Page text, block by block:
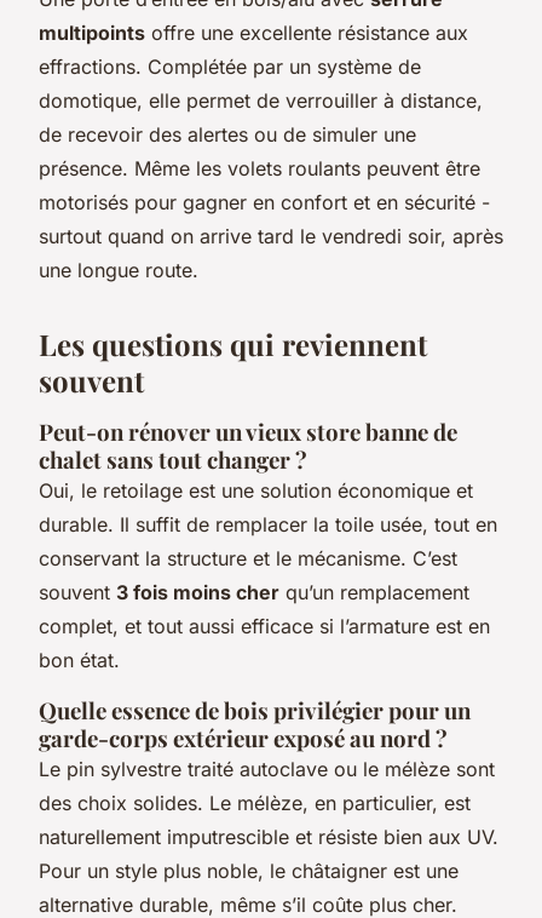
multipoints offre une excellente résistance aux
effractions. Complétée par un système de
domotique, elle permet de verrouiller à distance,
de recevoir des alertes ou de simuler une
présence. Même les volets roulants peuvent être
motorisés pour gagner en confort et en sécurité -
surtout quand on arrive tard le vendredi soir, après
une longue route.
Les questions qui reviennent
souvent
Peut-on rénover un vieux store banne de
chalet sans tout changer ?
Oui, le retoilage est une solution économique et
durable. Il suffit de remplacer la toile usée, tout en
conservant la structure et le mécanisme. C’est
souvent 3 fois moins cher qu’un remplacement
complet, et tout aussi efficace si l’armature est en
bon état.
Quelle essence de bois privilégier pour un
garde-corps extérieur exposé au nord ?
Le pin sylvestre traité autoclave ou le mélèze sont
des choix solides. Le mélèze, en particulier, est
naturellement imputrescible et résiste bien aux UV.
Pour un style plus noble, le châtaigner est une
alternative durable, même s’il coûte plus cher.